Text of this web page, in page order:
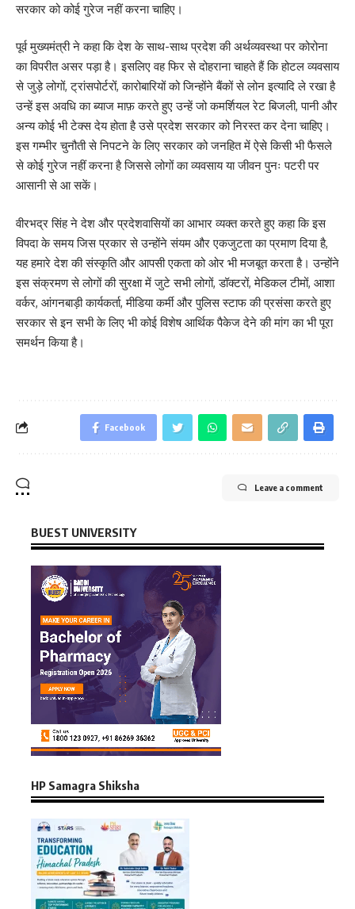
सरकार को कोई गुरेज नहीं करना चाहिए।
पूर्व मुख्यमंत्री ने कहा कि देश के साथ-साथ प्रदेश की अर्थव्यवस्था पर कोरोना
का विपरीत असर पड़ा है। इसलिए वह फिर से दोहराना चाहते हैं कि होटल व्यवसाय
से जुड़े लोगों, ट्रांसपोर्टरों, कारोबारियों को जिन्होंने बैंकों से लोन इत्यादि ले रखा है
उन्हें इस अवधि का ब्याज माफ़ करते हुए उन्हें जो कमर्शियल रेट बिजली, पानी और
अन्य कोई भी टेक्स देय होता है उसे प्रदेश सरकार को निरस्त कर देना चाहिए।
इस गम्भीर चुनौती से निपटने के लिए सरकार को जनहित में ऐसे किसी भी फैसले
से कोई गुरेज नहीं करना है जिससे लोगों का व्यवसाय या जीवन पुनः पटरी पर
आसानी से आ सकें।
वीरभद्र सिंह ने देश और प्रदेशवासियों का आभार व्यक्त करते हुए कहा कि इस
विपदा के समय जिस प्रकार से उन्होंने संयम और एकजुटता का प्रमाण दिया है,
यह हमारे देश की संस्कृति और आपसी एकता को ओर भी मजबूत करता है। उन्होंने
इस संक्रमण से लोगों की सुरक्षा में जुटे सभी लोगों, डॉक्टरों, मेडिकल टीमों, आशा
वर्कर, आंगनबाड़ी कार्यकर्ता, मीडिया कर्मी और पुलिस स्टाफ की प्रसंसा करते हुए
सरकार से इन सभी के लिए भी कोई विशेष आर्थिक पैकेज देने की मांग का भी पूरा
समर्थन किया है।
Facebook
Leave a comment
BUEST UNIVERSITY
HP Samagra Shiksha